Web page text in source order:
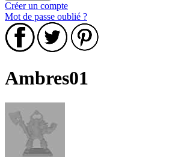
Créer un compte
Mot de passe oublié ?
Ambres01